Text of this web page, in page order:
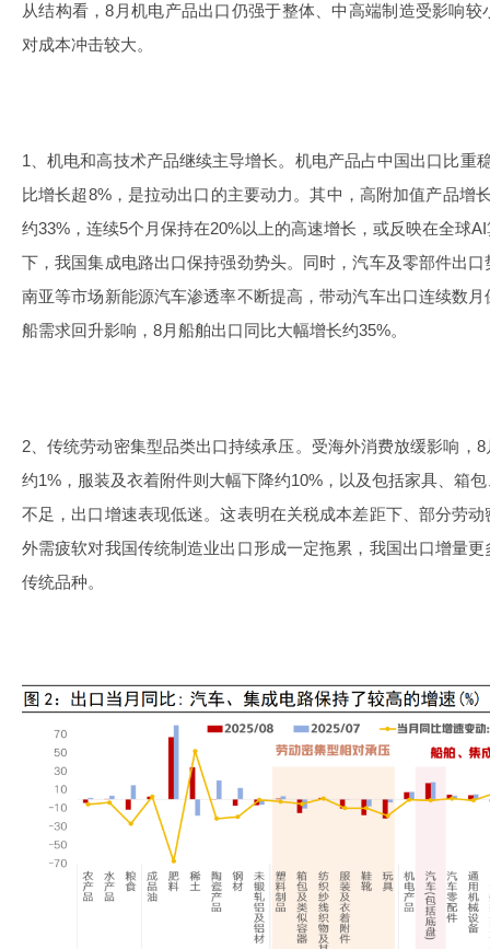
从结构看，8月机电产品出口仍强于整体、中高端制造受影响
对成本冲击较大。
1、机电和高技术产品继续主导增长。机电产品占中国出口比重
比增长超8%，是拉动出口的主要动力。其中，高附加值产品增
约33%，连续5个月保持在20%以上的高速增长，或反映在全球
下，我国集成电路出口保持强劲势头。同时，汽车及零部件出
南亚等市场新能源汽车渗透率不断提高，带动汽车出口连续数
船需求回升影响，8月船舶出口同比大幅增长约35%。
2、传统劳动密集型品类出口持续承压。受海外消费放缓影响，
约1%，服装及衣着附件则大幅下降约10%，以及包括家具、箱
不足，出口增速表现低迷。这表明在关税成本差距下、部分劳
外需疲软对我国传统制造业出口形成一定拖累，我国出口增量
传统品种。